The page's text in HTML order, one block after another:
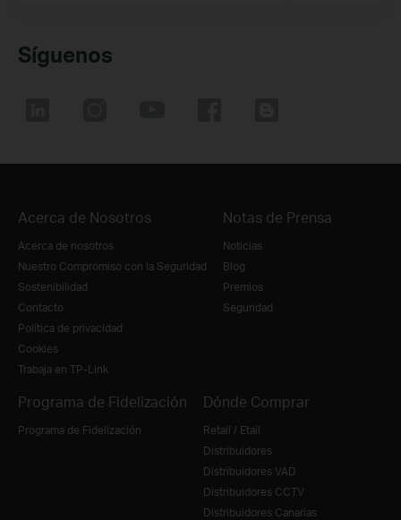
Síguenos
Acerca de Nosotros
Acerca de nosotros
Nuestro Compromiso con la Seguridad
Sostenibilidad
Contacto
Política de privacidad
Cookies
Trabaja en TP-Link
Notas de Prensa
Noticias
Blog
Premios
Seguridad
Programa de Fidelización
Programa de Fidelización
Dónde Comprar
Retail / Etail
Distribuidores
Distribuidores VAD
Distribuidores CCTV
Distribuidores Canarias